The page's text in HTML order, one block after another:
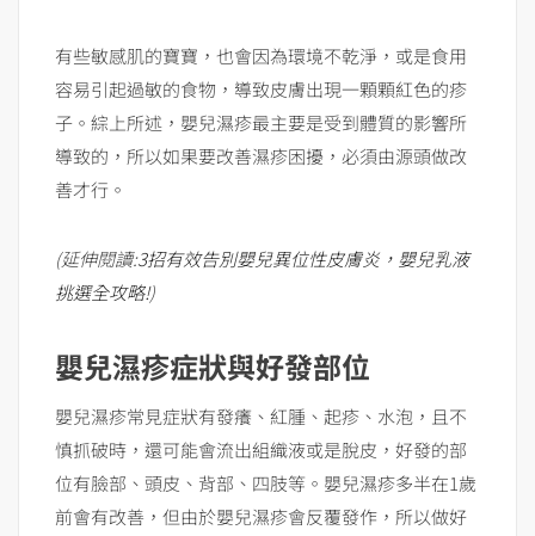
有些敏感肌的寶寶，也會因為環境不乾淨，或是食用
容易引起過敏的食物，導致皮膚出現一顆顆紅色的疹
子。綜上所述，嬰兒濕疹最主要是受到體質的影響所
導致的，所以如果要改善濕疹困擾，必須由源頭做改
善才行。
(延伸閱讀:3招有效告別嬰兒異位性皮膚炎，嬰兒乳液
挑選全攻略!)
嬰兒濕疹症狀與好發部位
嬰兒濕疹常見症狀有發癢、紅腫、起疹、水泡，且不
慎抓破時，還可能會流出組織液或是脫皮，好發的部
位有臉部、頭皮、背部、四肢等。嬰兒濕疹多半在1歲
前會有改善，但由於嬰兒濕疹會反覆發作，所以做好